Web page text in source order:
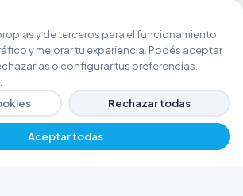
y de terceros para el funcionamiento
y mejorar tu experiencia. Podés aceptar
o configurar tus preferencias.
Rechazar todas
Aceptar todas